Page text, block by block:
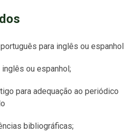
para inglês ou espanhol
ou espanhol;
para adequação ao periódico
bibliográficas;